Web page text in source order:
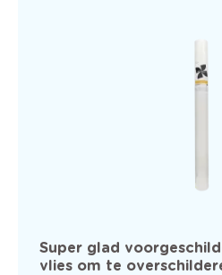
Super glad
vlies om te